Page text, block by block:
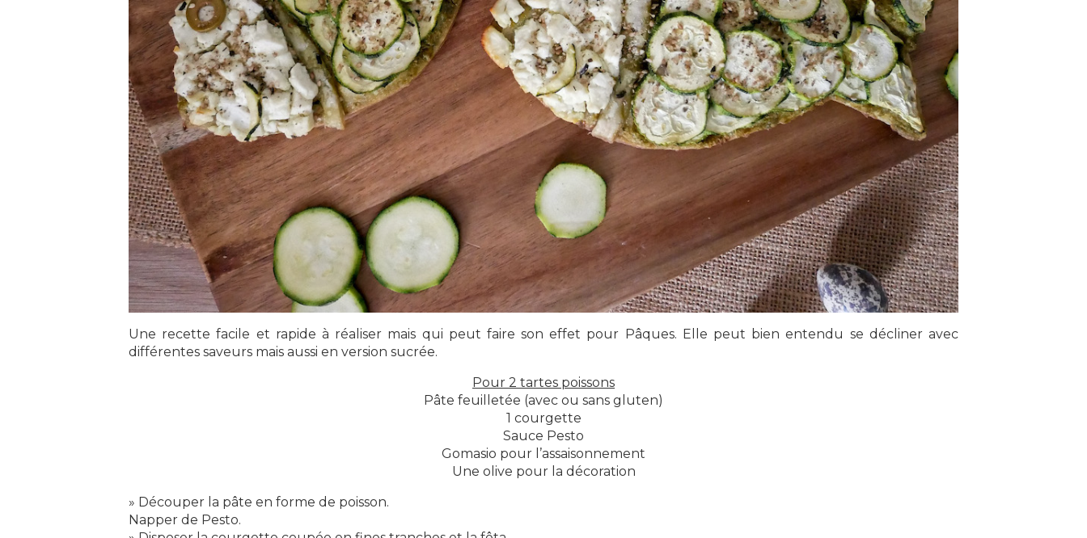
Une recette facile et rapide à réaliser mais qui peut faire son effet pour Pâques. Elle peut bien entendu se décliner avec
différentes saveurs mais aussi en version sucrée.
Pour 2 tartes poissons
Pâte feuilletée (avec ou sans gluten)
1 courgette
Sauce Pesto
Gomasio pour l’assaisonnement
Une olive pour la décoration
» Découper la pâte en forme de poisson.
Napper de Pesto.